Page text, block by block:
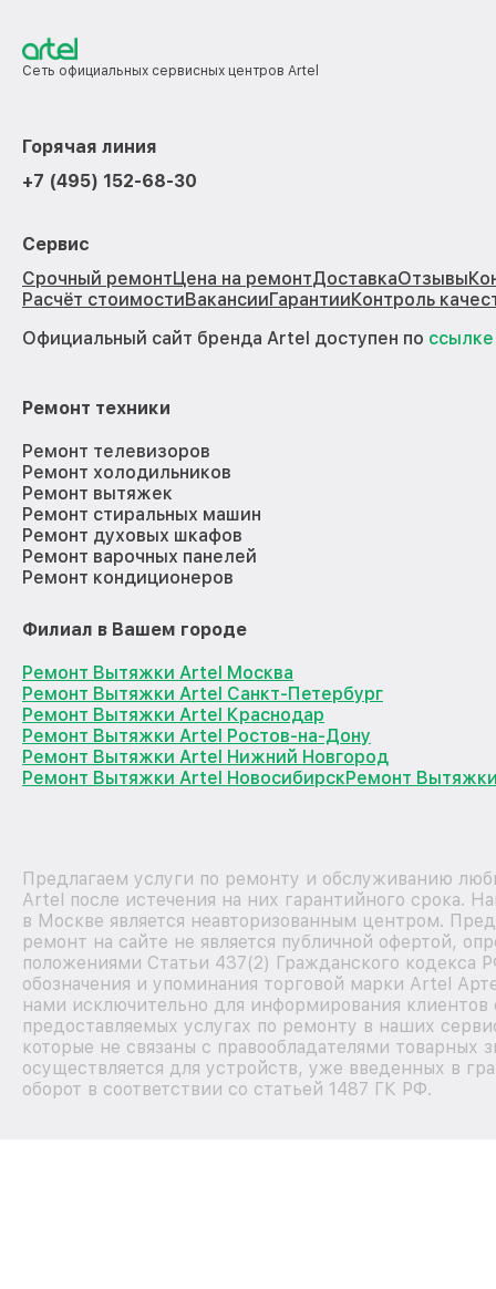
Сеть официальных сервисных центров Artel
Горячая линия
+7 (495) 152-68-30
Сервис
Срочный ремонтЦена на ремонтДоставкаОтзывы
Расчёт стоимостиВакансииГарантииКонтроль
Официальный сайт бренда Artel доступен по ссылке
Ремонт техники
Ремонт телевизоров
Ремонт холодильников
Ремонт вытяжек
Ремонт стиральных машин
Ремонт духовых шкафов
Ремонт варочных панелей
Ремонт кондиционеров
Филиал в Вашем городе
Ремонт Вытяжки Artel Москва
Ремонт Вытяжки Artel Санкт-Петербург
Ремонт Вытяжки Artel Краснодар
Ремонт Вытяжки Artel Ростов-на-Дону
Ремонт Вытяжки Artel Нижний Новгород
Ремонт Вытяжки Artel НовосибирскРемонт
Предлагаем услуги по ремонту и обслуживанию
Artel после истечения на них гарантийного срока.
в Москве является неавторизованным центром.
ремонт на сайте не является публичной офертой,
положениями Статьи 437(2) Гражданского кодекса
обозначения и упоминания торговой марки Artel
нами исключительно для информирования клиентов
предоставляемых услугах по ремонту в наших
которые не связаны с правообладателями товарных
осуществляется для устройств, уже введенных в
оборот в соответствии со статьей 1487 ГК РФ.